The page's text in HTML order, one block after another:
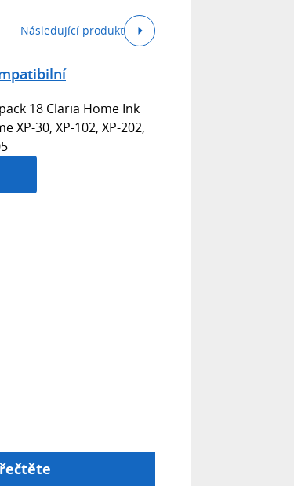
Následující produkt
18 Claria Home Ink
XP-30, XP-102, XP-202,